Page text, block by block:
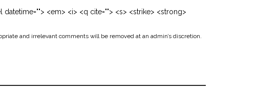
<em> <i> <q cite=""> <s> <strike> <strong>
and irrelevant comments will be removed at an admin’s discretion.